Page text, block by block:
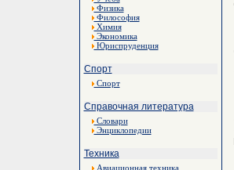
Физика
Философия
Химия
Экономика
Юриспруденция
Спорт
Спорт
Справочная литература
Словари
Энциклопедии
Техника
Авиационная техника